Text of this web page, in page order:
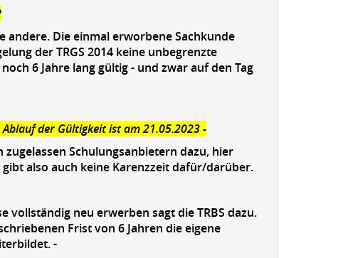
andere. Die einmal erworbene Sachkunde
der TRGS 2014 keine unbegrenzte
6 Jahre lang gültig - und zwar auf den Tag
der Gültigkeit ist am 21.05.2023 -
Schulungsanbietern dazu, hier
also auch keine Karenzzeit dafür/darüber.
vollständig neu erwerben sagt die TRBS dazu.
Frist von 6 Jahren die eigene
-